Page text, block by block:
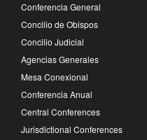
Conferencia General
Concilio de Obispos
Concilio Judicial
Agencias Generales
Mesa Conexional
Conferencia Anual
Central Conferences
Jurisdictional Conferences